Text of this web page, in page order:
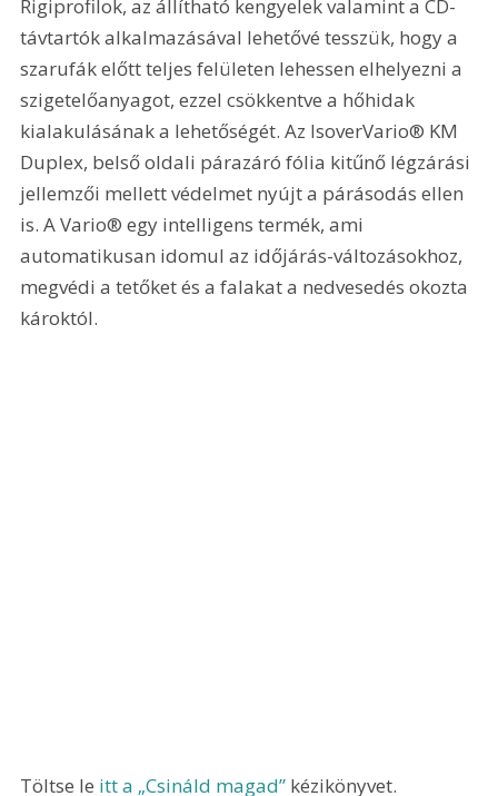
Rigiprofilok, az állítható kengyelek valamint a CD-
távtartók alkalmazásával lehetővé tesszük, hogy a
szarufák előtt teljes felületen lehessen elhelyezni a
szigetelőanyagot, ezzel csökkentve a hőhidak
kialakulásának a lehetőségét. Az IsoverVario® KM
Duplex, belső oldali párazáró fólia kitűnő légzárá­si
jellemzői mellett védelmet nyújt a párásodás ellen
is. A Vario® egy intelligens termék, ami
automatikusan idomul az időjárás-változásokhoz,
megvédi a tetőket és a falakat a nedvesedés okozta
károktól.
Töltse le itt a „Csináld magad” kézikönyvet.